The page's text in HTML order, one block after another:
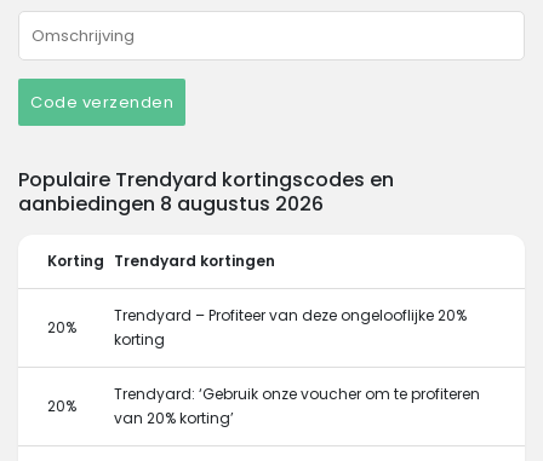
Code verzenden
Populaire Trendyard kortingscodes en
aanbiedingen 8 augustus 2026
Korting Trendyard kortingen
20%
Trendyard – Profiteer van deze ongelooflijke 20%
korting
20%
Trendyard: ‘Gebruik onze voucher om te profiteren
van 20% korting’